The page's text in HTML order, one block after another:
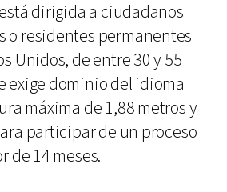
dirigida a ciudadanos
o residentes permanentes
Unidos, de entre 30 y 55
exige dominio del idioma
máxima de 1,88 metros y
participar de un proceso
de 14 meses.